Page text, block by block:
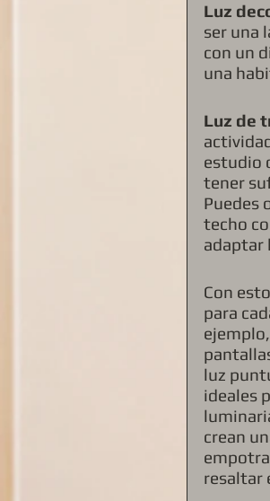
Luz
ser una
con un
una
Luz de
estudio
tener
Puedes
techo
adaptar
Con
para
luz
ideales
crean
resaltar